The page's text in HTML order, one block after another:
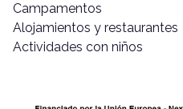
Campamentos
Alojamientos y restaurantes
Actividades con niños